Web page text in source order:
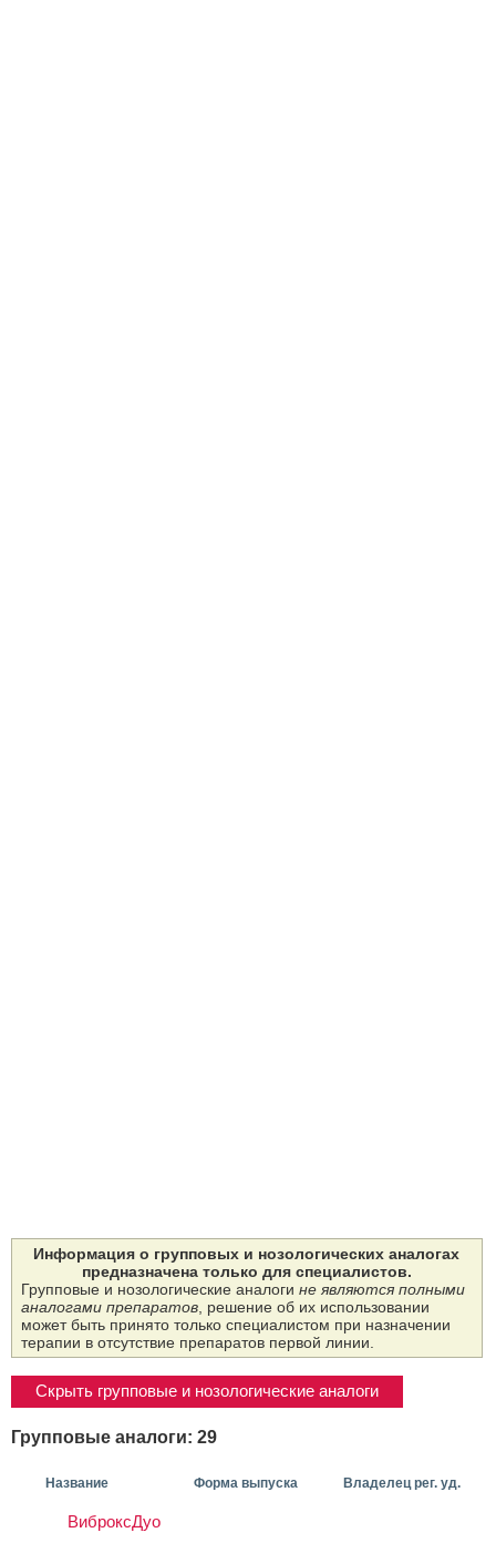
Информация о групповых и нозологических аналогах
предназначена только для специалистов.
Групповые и нозологические аналоги не являются полными
аналогами препаратов, решение об их использовании
может быть принято только специалистом при назначении
терапии в отсутствие препаратов первой линии.
Скрыть групповые и нозологические аналоги
Групповые аналоги: 29
Название Форма выпуска Владелец рег. уд.
ВиброксДуо